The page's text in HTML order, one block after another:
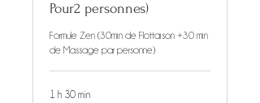
Pour2 personnes)
Formule Zen (30min de Flottaison +30 min
de Massage par personne)
1 h 30 min